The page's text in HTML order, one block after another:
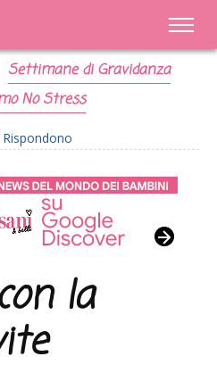
Settimane di Gravidanza
No Stress
Rispondono
la